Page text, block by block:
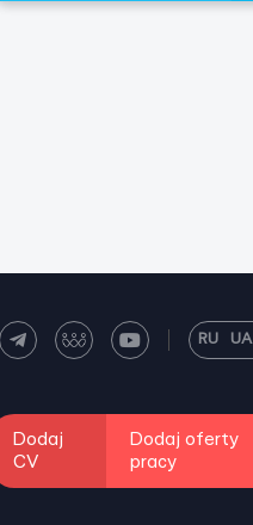
RU UA
Dodaj
CV
Dodaj oferty
pracy